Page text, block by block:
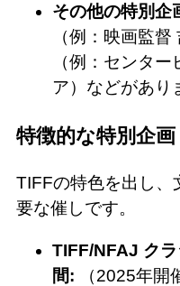
その他の特別企
（例：映画監
（例：センタ
ア）などがあり
特徴的な特別企
TIFFの特色を出し、
要な催しです。
TIFF/NFAJ ク
間: （2025年開